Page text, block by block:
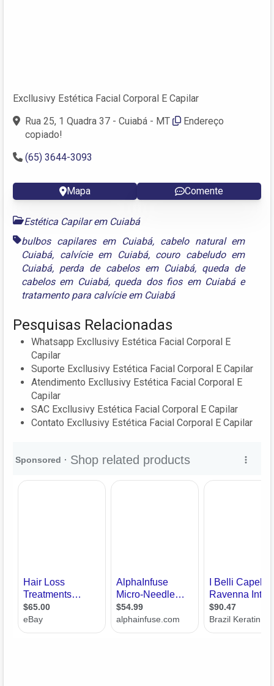
Excllusivy Estética Facial Corporal E Capilar
Rua 25, 1 Quadra 37 - Cuiabá - MT
Endereço
copiado!
(65) 3644-3093
Mapa Comente
Estética Capilar em Cuiabá
bulbos capilares em Cuiabá, cabelo natural em
Cuiabá, calvície em Cuiabá, couro cabeludo em
Cuiabá, perda de cabelos em Cuiabá, queda de
cabelos em Cuiabá, queda dos fios em Cuiabáe
tratamento para calvície em Cuiabá
Pesquisas Relacionadas
Whatsapp Excllusivy Estética Facial Corporal E
Capilar
Suporte Excllusivy Estética Facial Corporal E Capilar
Atendimento Excllusivy Estética Facial Corporal E
Capilar
SAC Excllusivy Estética Facial Corporal E Capilar
Contato Excllusivy Estética Facial Corporal E Capilar